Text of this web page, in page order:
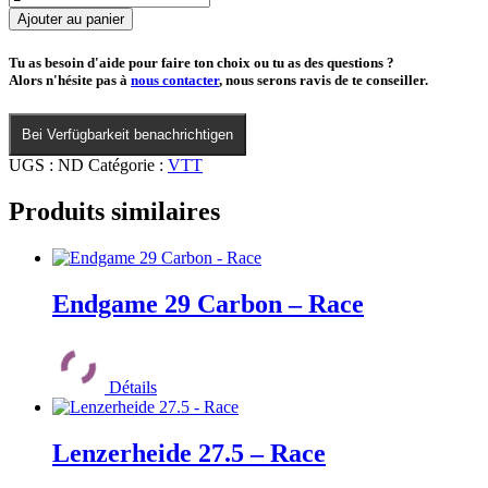
de
Val
Sole
26
-
Race
SL
Ajouter au panier
Tu as besoin d'aide pour faire ton choix ou tu as des questions ?
Alors n'hésite pas à nous contacter, nous serons ravis de te conseiller.
Bei Verfügbarkeit benachrichtigen
UGS : ND Catégorie : VTT
Produits similaires
Endgame 29 Carbon – Race
Détailsa
plusieurs
Les
options
Lenzerheide 27.5 – Race